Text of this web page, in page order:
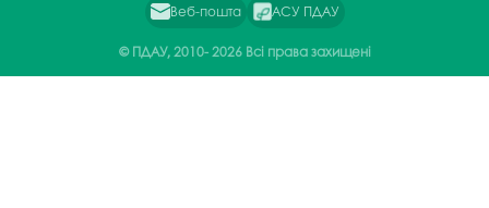
Веб-пошта АСУ ПДАУ
© ПДАУ, 2010-2026 Всі права захищені